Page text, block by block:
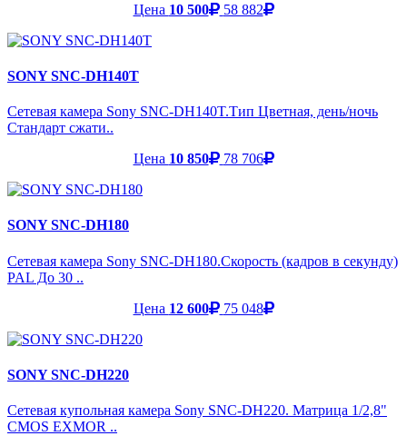
Цена 10 500 58 882
SONY SNC-DH140T
Сетевая камера Sony SNC-DH140T.Тип Цветная, день/ночь
Стандарт сжати..
Цена 10 850 78 706
SONY SNC-DH180
Сетевая камера Sony SNC-DH180.Скорость (кадров в секунду)
PAL До 30 ..
Цена 12 600 75 048
SONY SNC-DH220
Сетевая купольная камера Sony SNC-DH220. Матрица 1/2,8"
CMOS EXMOR ..